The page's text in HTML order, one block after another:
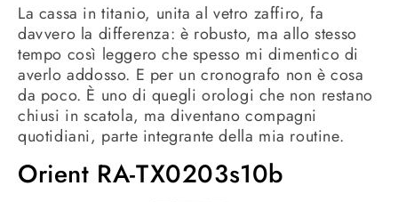
La cassa in titanio, unita al vetro zaffiro, fa
davvero la differenza: è robusto, ma allo stesso
tempo così leggero che spesso mi dimentico di
averlo addosso. E per un cronografo non è cosa
da poco. È uno di quegli orologi che non restano
chiusi in scatola, ma diventano compagni
quotidiani, parte integrante della mia routine.
Orient RA-TX0203s10b